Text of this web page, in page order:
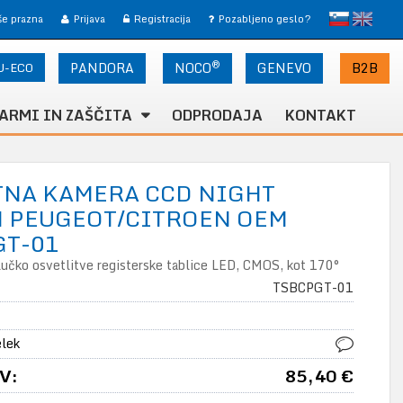
slovensko
English
Prijava Registracija Pozabljeno geslo?
prazna
PANDORA NOCO® GENEVO B2B
ECO
IN ZAŠČITA ODPRODAJA KONTAKT
KAMERA CCD NIGHT
CITROEN OEM
01
osvetlitve registerske tablice LED, CMOS, kot 170°
TSBCPGT-01
85,40 €